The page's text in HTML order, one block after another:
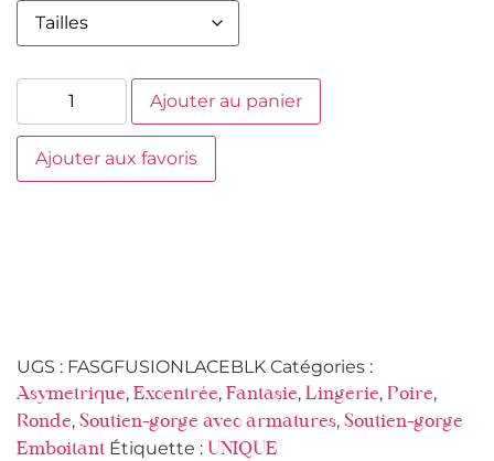
Ajouter au panier
Ajouter aux favoris
UGS : FASGFUSIONLACEBLK Catégories :
Asymetrique, Excentrée, Fantasie, Lingerie, Poire,
Ronde, Soutien-gorge avec armatures, Soutien-gorge
Emboitant Étiquette : UNIQUE